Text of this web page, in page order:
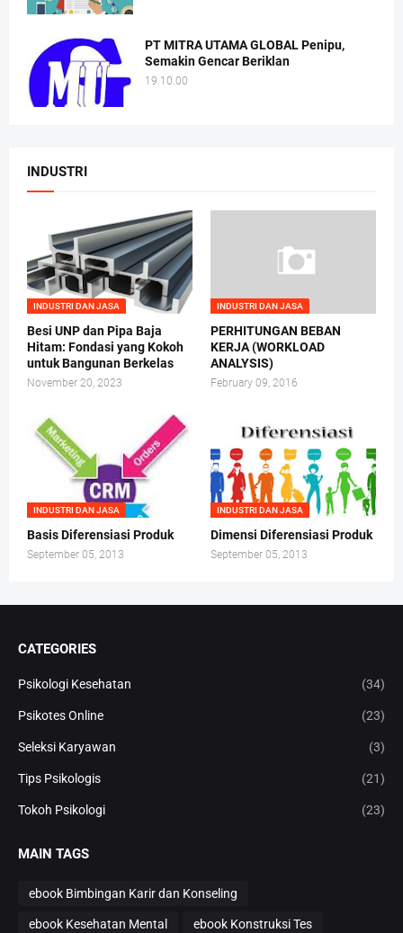
PT MITRA UTAMA GLOBAL Penipu,
Semakin Gencar Beriklan
19.10.00
INDUSTRI
INDUSTRI DAN JASA
Besi UNP dan Pipa Baja
Hitam: Fondasi yang Kokoh
untuk Bangunan Berkelas
November 20, 2023
INDUSTRI DAN JASA
PERHITUNGAN BEBAN
KERJA (WORKLOAD
ANALYSIS)
February 09, 2016
INDUSTRI DAN JASA
Basis Diferensiasi Produk
September 05, 2013
INDUSTRI DAN JASA
Dimensi Diferensiasi Produk
September 05, 2013
CATEGORIES
Psikologi Kesehatan (34)
Psikotes Online (23)
Seleksi Karyawan (3)
Tips Psikologis (21)
Tokoh Psikologi (23)
MAIN TAGS
ebook Bimbingan Karir dan Konseling
ebook Kesehatan Mental ebook Konstruksi Tes